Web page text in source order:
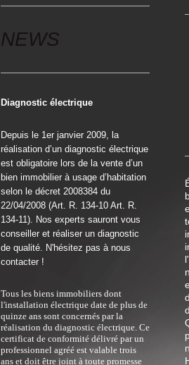
NEWS
Diagnostic électrique
Depuis le 1er janvier 2009, la
réalisation d’un diagnostic électrique
est obligatoire lors de la vente d’un
bien immobilier à usage d’habitation
selon le décret 2008384 du
22/04/2008 (Art. R. 134-10 Art. R.
134-11). Nos experts sauront vous
conseiller et réaliser un diagnostic
de qualité. N'hésitez pas à nous
contacter !
Tous les biens immobiliers dont
l'installation électrique date de plus de
quinze ans sont concernés par la
réalisation du diagnostic électrique. Ce
certificat de conformité délivré par un
professionnel agréé est valable trois
ans et doit être joint à toute promesse